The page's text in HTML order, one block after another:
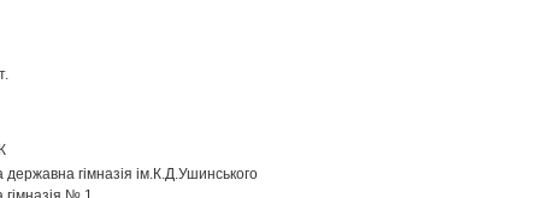
державна гімназія ім.К.Д.Ушинського